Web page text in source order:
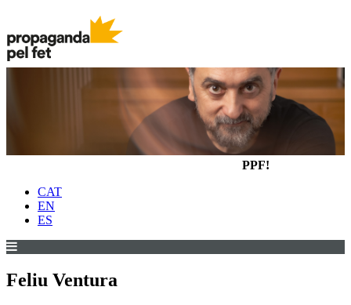
PPF!
CAT
EN
ES
Feliu Ventura